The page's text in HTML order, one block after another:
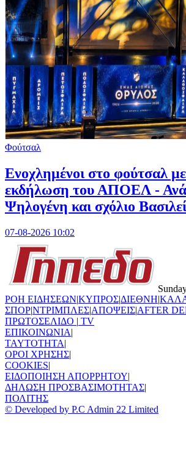
Φούτσαλ
Ενοχλημένοι στο φούτσαλ
εκδήλωση του ΑΠΟΕΛ -
Ψηλογένη και σχόλιο
07-08-2026 10:02
ΡΟΗ ΕΙΔΗΣΕΩΝ|ΚΥΠΡΟΣ|ΔΙΕΘΝΗ|
ΣΠΟΡ|ΝΤΡΙΜΠΛΕΣ|ΑΠΟΨΕΙΣ|AFTER
ΠΡΩΤΟΣΕΛΙΔΟ | TV
ΕΠΙΚΟΙΝΩΝΙΑ|
TAYTOTHTA|
ΟΡΟΙ ΧΡΗΣΗΣ|
COOKIES|
ΕΙΔΟΠΟΙΗΣΗ ΑΠΟΡΡΗΤΟΥ|
ΔΗΛΩΣΗ ΠΡΟΣΒΑΣΙΜΟΤΗΤΑΣ|
ΠΟΛΙΤΗΣ
© Developed by P.C Admin 22 Limited